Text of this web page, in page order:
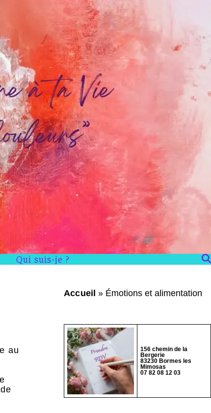
Qui suis-je ?
au
Accueil » Émotions et alimentation
156 chemin de la
Bergerie
83230 Bormes les
Mimosas
07 82 08 12 03